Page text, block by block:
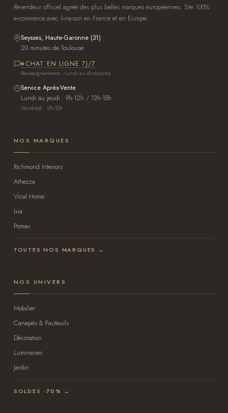
Revendeur officiel agréé des plus belles marques européennes. Site 100%
e-commerce avec livraison en France et en Europe.
Seysses, Haute-Garonne (31)
20 minutes de Toulouse
CHAT EN LIGNE 7J/7
Renseignements · Lundi au dimanche
Service Après-Vente
Lundi au jeudi · 9h-12h / 13h-15h
Vendredi · 9h-12h
NOS MARQUES
Richmond Interiors
Athezza
Vical Home
Ixia
Pomax
TOUTES NOS MARQUES →
NOS UNIVERS
Mobilier
Canapés & Fauteuils
Décoration
Luminaires
Jardin
SOLDES -70% →